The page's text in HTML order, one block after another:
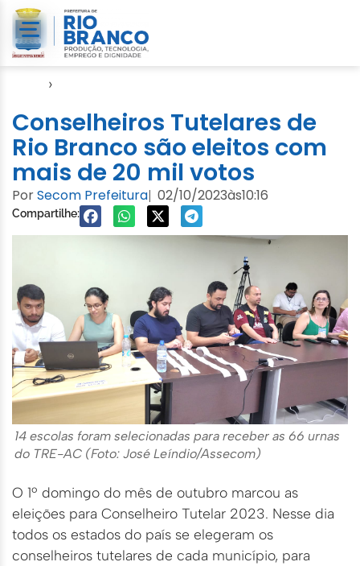
›
Conselheiros Tutelares de
Rio Branco são eleitos com
mais de 20 mil votos
PorSecom Prefeitura| 02/10/2023às10:16
Compartilhe:
14 escolas foram selecionadas para receber as 66 urnas
do TRE-AC (Foto: José Leíndio/Assecom)
O 1º domingo do mês de outubro marcou as
eleições para Conselheiro Tutelar 2023. Nesse dia
todos os estados do país se elegeram os
conselheiros tutelares de cada município, para